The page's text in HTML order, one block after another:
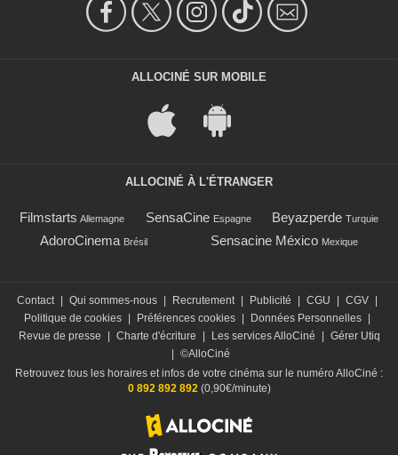
ALLOCINÉ SUR MOBILE
ALLOCINÉ À L'ÉTRANGER
Filmstarts Allemagne SensaCine Espagne Beyazperde Turquie
AdoroCinema Brésil Sensacine México Mexique
Contact Qui sommes-nous Recrutement Publicité CGU CGV
Politique de cookies
Préférences cookies Données Personnelles
Revue de presse
Charte d'écriture Les services AlloCiné
Gérer Utiq
©AlloCiné
Retrouvez tous les horaires et infos de votre cinéma sur le numéro AlloCiné :
0 892 892 892(0,90€/minute)